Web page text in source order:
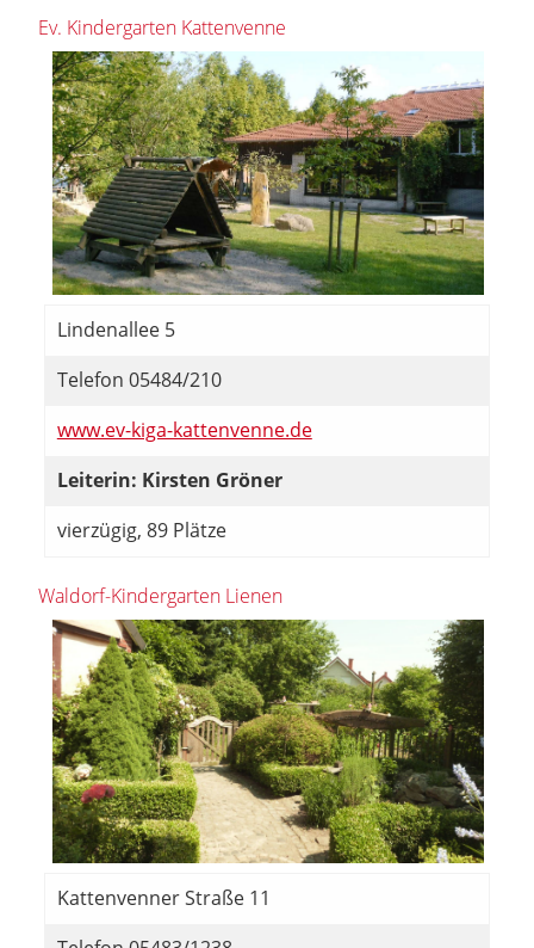
Ev. Kindergarten Kattenvenne
Lindenallee 5
Telefon 05484/210
www.ev-kiga-kattenvenne.de
Leiterin: Kirsten Gröner
vierzügig, 89 Plätze
Waldorf-Kindergarten Lienen
Kattenvenner Straße 11